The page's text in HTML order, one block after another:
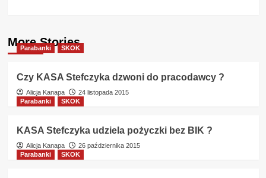
More Stories
Parabanki SKOK
Czy KASA Stefczyka dzwoni do pracodawcy ?
Alicja Kanapa
24 listopada 2015
Parabanki
SKOK
KASA Stefczyka udziela pożyczki bez BIK ?
Alicja Kanapa
26 października 2015
Parabanki
SKOK